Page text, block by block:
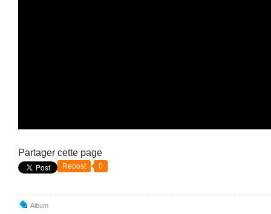
Partager cette page
Repost 0
Album